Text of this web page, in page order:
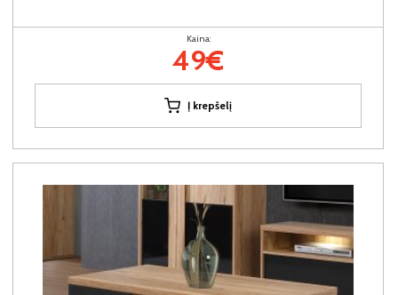
Kaina:
49€
Į krepšelį